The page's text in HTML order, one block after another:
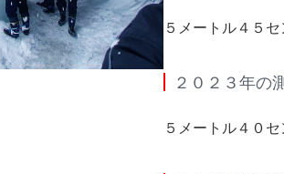
５メートル４５セ
２０２３年の
５メートル４０セ